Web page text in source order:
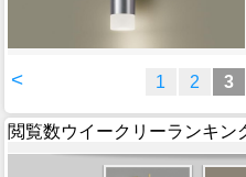
< 1 2 3
閲覧数ウイークリーランキン